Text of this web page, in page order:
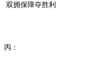
双拥保障夺胜利
丙：